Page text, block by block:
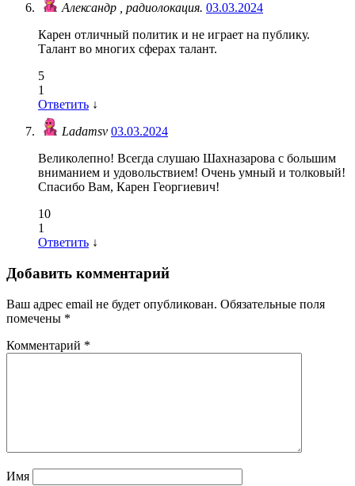
Александр , радиолокация. 03.03.2024
Карен отличный политик и не играет на публику.
Талант во многих сферах талант.
5
1
Ответить ↓
Ladamsv 03.03.2024
Великолепно! Всегда слушаю Шахназарова с большим
вниманием и удовольствием! Очень умный и толковый!
Спасибо Вам, Карен Георгиевич!
10
1
Ответить ↓
Добавить комментарий
Ваш адрес email не будет опубликован. Обязательные поля
помечены *
Комментарий *
Имя